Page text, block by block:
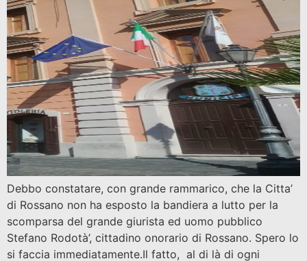
Debbo constatare, con grande rammarico, che la Citta’
di Rossano non ha esposto la bandiera a lutto per la
scomparsa del grande giurista ed uomo pubblico
Stefano Rodotà’, cittadino onorario di Rossano. Spero lo
si faccia immediatamente.Il fatto, al di là di ogni